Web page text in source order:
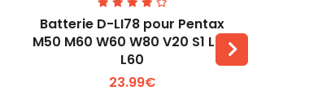
Voir plus +
Batterie D-LI78 pour Pentax
M50 M60 W60 W80 V20 S1 L50
L60
23.99€